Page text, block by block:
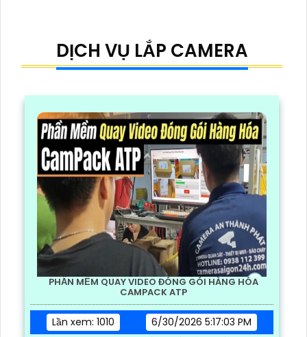
DỊCH VỤ LẮP CAMERA
PHẦN MỀM QUAY VIDEO ĐÓNG GÓI HÀNG HÓA
CAMPACK ATP
Lần xem: 1010
6/30/2026 5:17:03 PM